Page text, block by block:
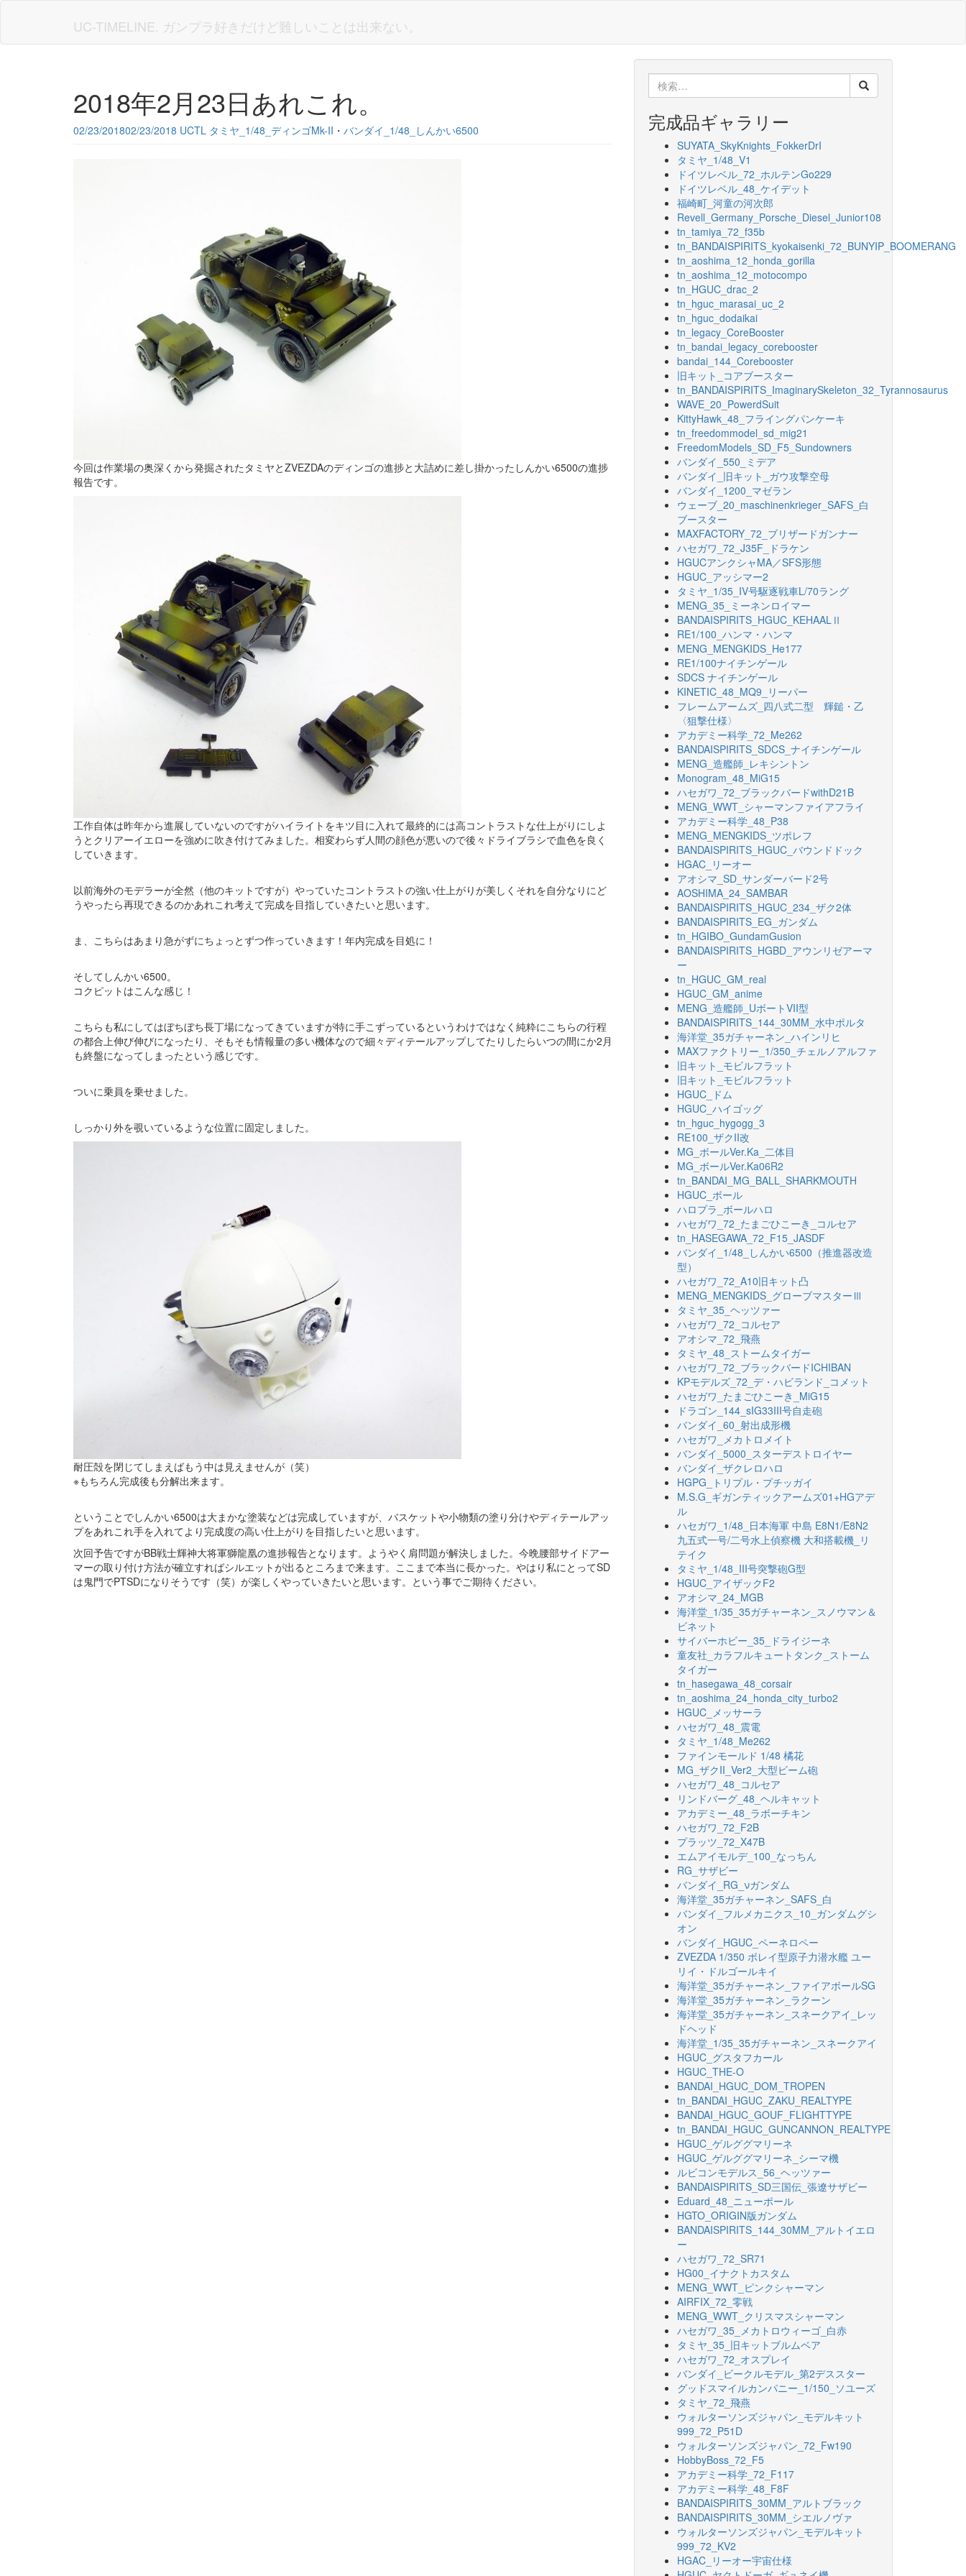
UC-TIMELINE. ガンプラ好きだけど難しいことは出来ない。
2018年2月23日あれこれ。
02/23/201802/23/2018 UCTL タミヤ_1/48_ディンゴMk-II ・ バンダイ_1/48_しんかい6500
今回は作業場の奥深くから発掘されたタミヤとZVEZDAのディンゴの進捗と大詰めに差し掛かったしんかい6500の進捗
報告です。
工作自体は昨年から進展していないのですがハイライトをキツ目に入れて最終的には高コントラストな仕上がりにしよ
うとクリアーイエローを強めに吹き付けてみました。相変わらず人間の顔色が悪いので後々ドライブラシで血色を良く
していきます。
以前海外のモデラーが全然（他のキットですが）やっていたコントラストの強い仕上がりが美しくそれを自分なりにど
うやったら再現できるのかあれこれ考えて完成を目指していきたいと思います。
ま、こちらはあまり急がずにちょっとずつ作っていきます！年内完成を目処に！
そしてしんかい6500。
コクピットはこんな感じ！
こちらも私にしてはぼちぼち長丁場になってきていますが特に手こずっているというわけではなく純粋にこちらの行程
の都合上伸び伸びになったり、そもそも情報量の多い機体なので細々ディテールアップしてたりしたらいつの間にか2月
も終盤になってしまったという感じです。
ついに乗員を乗せました。
しっかり外を覗いているような位置に固定しました。
耐圧殻を閉じてしまえばもう中は見えませんが（笑）
※もちろん完成後も分解出来ます。
ということでしんかい6500は大まかな塗装などは完成していますが、バスケットや小物類の塗り分けやディテールアッ
プをあれこれ手を入れてより完成度の高い仕上がりを目指したいと思います。
次回予告ですがBB戦士輝神大将軍獅龍凰の進捗報告となります。ようやく肩問題が解決しました。今晩腰部サイドアー
マーの取り付け方法が確立すればシルエットが出るところまで来ます。ここまで本当に長かった。やはり私にとってSD
は鬼門でPTSDになりそうです（笑）が楽しくやっていきたいと思います。という事でご期待ください。
索:
完成品ギャラリー
SUYATA_SkyKnights_FokkerDrI
タミヤ_1/48_V1
ドイツレベル_72_ホルテンGo229
ドイツレベル_48_ケイデット
福崎町_河童の河次郎
Revell_Germany_Porsche_Diesel_Junior108
tn_tamiya_72_f35b
tn_BANDAISPIRITS_kyokaisenki_72_BUNYIP_BOOMERANG
tn_aoshima_12_honda_gorilla
tn_aoshima_12_motocompo
tn_HGUC_drac_2
tn_hguc_marasai_uc_2
tn_hguc_dodaikai
tn_legacy_CoreBooster
tn_bandai_legacy_corebooster
bandai_144_Corebooster
旧キット_コアブースター
tn_BANDAISPIRITS_ImaginarySkeleton_32_Tyrannosaurus
WAVE_20_PowerdSuit
KittyHawk_48_フライングパンケーキ
tn_freedommodel_sd_mig21
FreedomModels_SD_F5_Sundowners
バンダイ_550_ミデア
バンダイ_旧キット_ガウ攻撃空母
バンダイ_1200_マゼラン
ウェーブ_20_maschinenkrieger_SAFS_白
ブースター
MAXFACTORY_72_ブリザードガンナー
ハセガワ_72_J35F_ドラケン
HGUCアンクシャMA／SFS形態
HGUC_アッシマー2
タミヤ_1/35_IV号駆逐戦車L/70ラング
MENG_35_ミーネンロイマー
BANDAISPIRITS_HGUC_KEHAALⅡ
RE1/100_ハンマ・ハンマ
MENG_MENGKIDS_He177
RE1/100ナイチンゲール
SDCS ナイチンゲール
KINETIC_48_MQ9_リーパー
フレームアームズ_四八式二型 輝鎚・乙
〈狙撃仕様〉
アカデミー科学_72_Me262
BANDAISPIRITS_SDCS_ナイチンゲール
MENG_造艦師_レキシントン
Monogram_48_MiG15
ハセガワ_72_ブラックバードwithD21B
MENG_WWT_シャーマンファイアフライ
アカデミー科学_48_P38
MENG_MENGKIDS_ツポレフ
BANDAISPIRITS_HGUC_バウンドドック
HGAC_リーオー
アオシマ_SD_サンダーバード2号
AOSHIMA_24_SAMBAR
BANDAISPIRITS_HGUC_234_ザク2体
BANDAISPIRITS_EG_ガンダム
tn_HGIBO_GundamGusion
BANDAISPIRITS_HGBD_アウンリゼアーマ
ー
tn_HGUC_GM_real
HGUC_GM_anime
MENG_造艦師_UボートVII型
BANDAISPIRITS_144_30MM_水中ポルタ
海洋堂_35ガチャーネン_ハインリヒ
MAXファクトリー_1/350_チェルノアルファ
旧キット_モビルフラット
旧キット_モビルフラット
HGUC_ドム
HGUC_ハイゴッグ
tn_hguc_hygogg_3
RE100_ザクII改
MG_ボールVer.Ka_二体目
MG_ボールVer.Ka06R2
tn_BANDAI_MG_BALL_SHARKMOUTH
HGUC_ボール
ハロプラ_ボールハロ
ハセガワ_72_たまごひこーき_コルセア
tn_HASEGAWA_72_F15_JASDF
バンダイ_1/48_しんかい6500（推進器改造
型）
ハセガワ_72_A10旧キット凸
MENG_MENGKIDS_グローブマスターⅢ
タミヤ_35_ヘッツァー
ハセガワ_72_コルセア
アオシマ_72_飛燕
タミヤ_48_ストームタイガー
ハセガワ_72_ブラックバードICHIBAN
KPモデルズ_72_デ・ハビランド_コメット
ハセガワ_たまごひこーき_MiG15
ドラゴン_144_sIG33III号自走砲
バンダイ_60_射出成形機
ハセガワ_メカトロメイト
バンダイ_5000_スターデストロイヤー
バンダイ_ザクレロハロ
HGPG_トリプル・プチッガイ
M.S.G_ギガンティックアームズ01+HGアデ
ル
ハセガワ_1/48_日本海軍 中島 E8N1/E8N2
九五式一号/二号水上偵察機 大和搭載機_リ
テイク
タミヤ_1/48_III号突撃砲G型
HGUC_アイザックF2
アオシマ_24_MGB
海洋堂_1/35_35ガチャーネン_スノウマン＆
ビネット
サイバーホビー_35_ドライジーネ
童友社_カラフルキュートタンク_ストーム
タイガー
tn_hasegawa_48_corsair
tn_aoshima_24_honda_city_turbo2
HGUC_メッサーラ
ハセガワ_48_震電
タミヤ_1/48_Me262
ファインモールド 1/48 橘花
MG_ザクII_Ver2_大型ビーム砲
ハセガワ_48_コルセア
リンドバーグ_48_ヘルキャット
アカデミー_48_ラボーチキン
ハセガワ_72_F2B
プラッツ_72_X47B
エムアイモルデ_100_なっちん
RG_サザビー
バンダイ_RG_νガンダム
海洋堂_35ガチャーネン_SAFS_白
バンダイ_フルメカニクス_10_ガンダムグシ
オン
バンダイ_HGUC_ペーネロペー
ZVEZDA 1/350 ボレイ型原子力潜水艦 ユー
リイ・ドルゴールキイ
海洋堂_35ガチャーネン_ファイアボールSG
海洋堂_35ガチャーネン_ラクーン
海洋堂_35ガチャーネン_スネークアイ_レッ
ドヘッド
海洋堂_1/35_35ガチャーネン_スネークアイ
HGUC_グスタフカール
HGUC_THE-O
BANDAI_HGUC_DOM_TROPEN
tn_BANDAI_HGUC_ZAKU_REALTYPE
BANDAI_HGUC_GOUF_FLIGHTTYPE
tn_BANDAI_HGUC_GUNCANNON_REALTYPE
HGUC_ゲルググマリーネ
HGUC_ゲルググマリーネ_シーマ機
ルビコンモデルス_56_ヘッツァー
BANDAISPIRITS_SD三国伝_張遼サザビー
Eduard_48_ニューポール
HGTO_ORIGIN版ガンダム
BANDAISPIRITS_144_30MM_アルトイエロ
ー
ハセガワ_72_SR71
HG00_イナクトカスタム
MENG_WWT_ピンクシャーマン
AIRFIX_72_零戦
MENG_WWT_クリスマスシャーマン
ハセガワ_35_メカトロウィーゴ_白赤
タミヤ_35_旧キットブルムベア
ハセガワ_72_オスプレイ
バンダイ_ビークルモデル_第2デススター
グッドスマイルカンパニー_1/150_ソユーズ
タミヤ_72_飛燕
ウォルターソンズジャパン_モデルキット
999_72_P51D
ウォルターソンズジャパン_72_Fw190
HobbyBoss_72_F5
アカデミー科学_72_F117
アカデミー科学_48_F8F
BANDAISPIRITS_30MM_アルトブラック
BANDAISPIRITS_30MM_シエルノヴァ
ウォルターソンズジャパン_モデルキット
999_72_KV2
HGAC_リーオー宇宙仕様